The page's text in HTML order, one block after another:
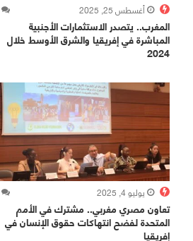
أغسطس 25, 2025
المغرب.. يتصدر الاستثمارات الأجنبية
المباشرة في إفريقيا والشرق الأوسط خلال
2024
يوليو 4, 2025
تعاون مصري مغربي.. مشترك في الأمم
المتحدة لفضح انتهاكات حقوق الإنسان في
إفريقيا